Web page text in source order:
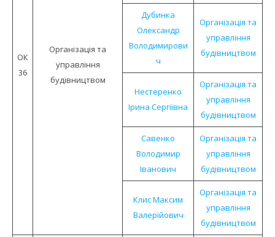
ОК
36
Органiзацiя та
управлiння
будiвництвом
Дубинка
Олександр
Володимирови
ч
Організація та
управління
будівництвом
Нестеренко
Ірина Сергіївна
Організація та
управління
будівництвом
Савенко
Володимир
Іванович
Організація та
управління
будівництвом
Клис Максим
Валерійович
Організація та
управління
будівництвом